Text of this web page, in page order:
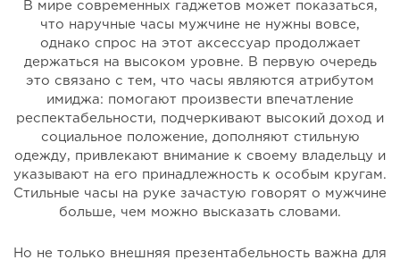
В мире современных гаджетов может показаться,
что наручные часы мужчине не нужны вовсе,
однако спрос на этот аксессуар продолжает
держаться на высоком уровне. В первую очередь
это связано с тем, что часы являются атрибутом
имиджа: помогают произвести впечатление
респектабельности, подчеркивают высокий доход и
социальное положение, дополняют стильную
одежду, привлекают внимание к своему владельцу и
указывают на его принадлежность к особым кругам.
Стильные часы на руке зачастую говорят о мужчине
больше, чем можно высказать словами.
Но не только внешняя презентабельность важна для